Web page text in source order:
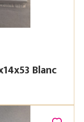
Sac Bretelle 100pcs 30x14x53 Blanc